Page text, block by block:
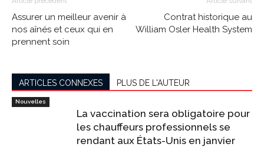
Assurer un meilleur avenir à
nos aînés et ceux qui en
prennent soin
Contrat historique au
William Osler Health System
ARTICLES CONNEXES PLUS DE L'AUTEUR
Nouvelles
La vaccination sera obligatoire pour
les chauffeurs professionnels se
rendant aux États-Unis en janvier